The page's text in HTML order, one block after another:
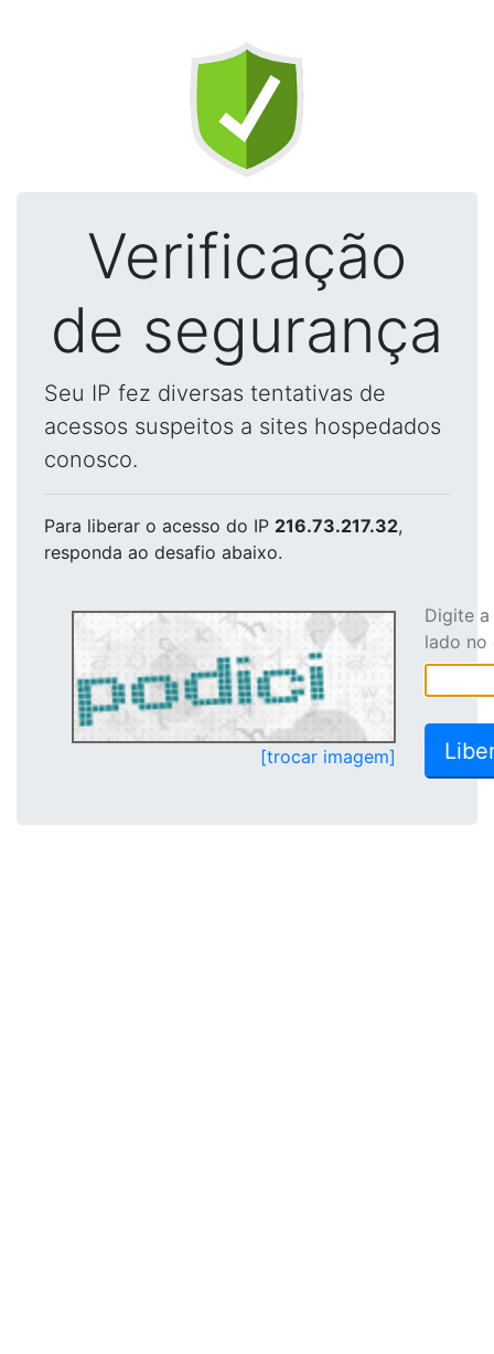
Verificação
de segurança
Seu IP fez diversas tentativas de
acessos suspeitos a sites hospedados
conosco.
Para liberar o acesso do IP 216.73.217.32,
responda ao desafio abaixo.
[trocar imagem]
Digite
lado no